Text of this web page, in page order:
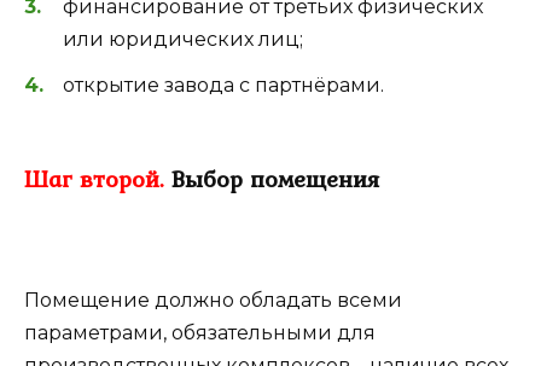
финансирование от третьих физических
или юридических лиц;
открытие завода с партнёрами.
Шаг второй. Выбор помещения
Помещение должно обладать всеми
параметрами, обязательными для